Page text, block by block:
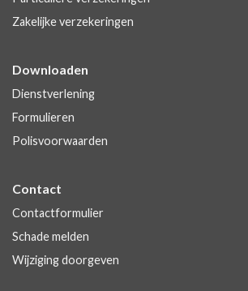
Zakelijke verzekeringen
Downloaden
Dienstverlening
Formulieren
Polisvoorwaarden
Contact
Contactformulier
Schade melden
Wijziging doorgeven